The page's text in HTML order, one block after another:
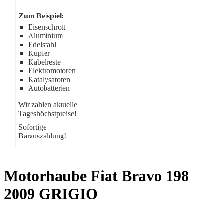
Zum Beispiel:
Eisenschrott
Aluminium
Edelstahl
Kupfer
Kabelreste
Elektromotoren
Katalysatoren
Autobatterien
Wir zahlen aktuelle
Tageshöchstpreise!
Sofortige
Barauszahlung!
Motorhaube Fiat Bravo 198
2009 GRIGIO